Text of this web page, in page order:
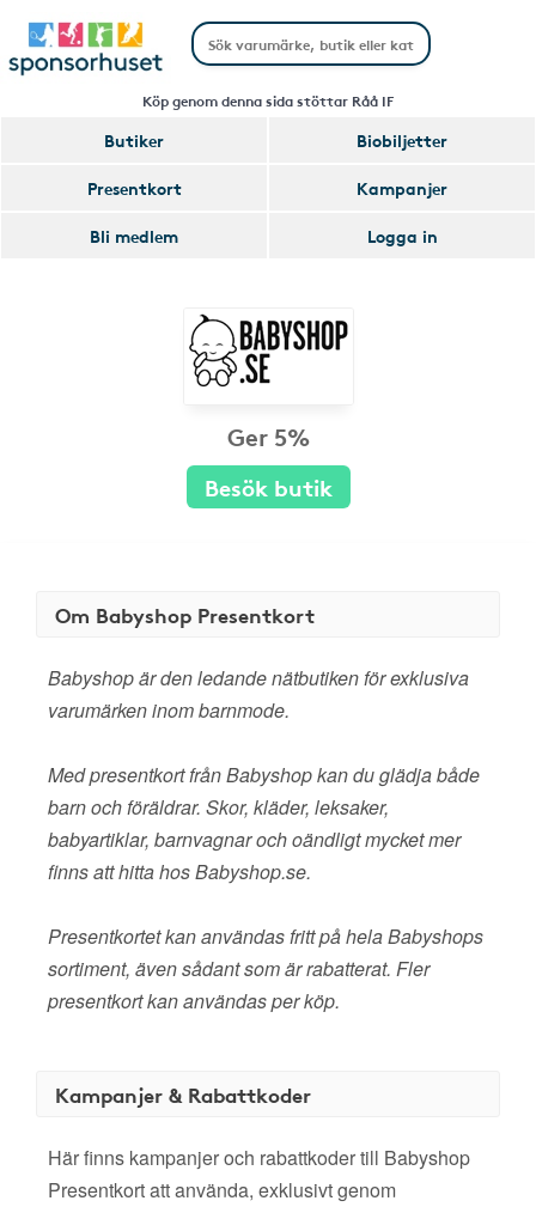
Köp genom denna sida stöttar Råå IF
Butiker
Biobiljetter
Presentkort
Kampanjer
Bli medlem
Logga in
Ger 5%
Besök butik
Om Babyshop Presentkort
Babyshop är den ledande nätbutiken för exklusiva
varumärken inom barnmode.
Med presentkort från Babyshop kan du glädja både
barn och föräldrar. Skor, kläder, leksaker,
babyartiklar, barnvagnar och oändligt mycket mer
finns att hitta hos Babyshop.se.
Presentkortet kan användas fritt på hela Babyshops
sortiment, även sådant som är rabatterat. Fler
presentkort kan användas per köp.
Kampanjer & Rabattkoder
Här finns kampanjer och rabattkoder till Babyshop
Presentkort att använda, exklusivt genom